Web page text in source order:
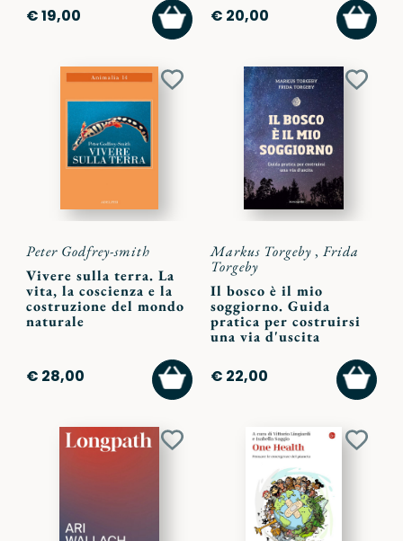
€ 19,00
AGGIUNGI
AL
CARRELLO
€ 20,00
AL
Aggiungi
Peter Godfrey-smith
Vivere sulla terra. La
vita, la coscienza e la
costruzione del mondo
naturale
€ 28,00
AGGIUNGI
AL
CARRELLO
Markus Torgeby, Frida
Torgeby
Il bosco è il mio
soggiorno. Guida
pratica per costruirsi
una via d'uscita
€ 22,00
AL
Aggiungi